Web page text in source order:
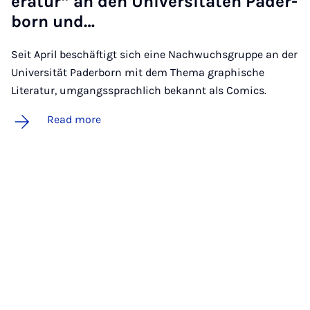
born und…
Seit April beschäftigt sich eine Nachwuchsgruppe an der
Universität Paderborn mit dem Thema graphische
Literatur, umgangssprachlich bekannt als Comics.
Read more